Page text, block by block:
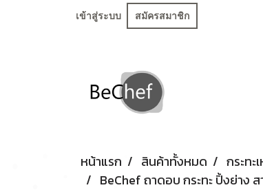
เข้าสู่ระบบ สมัครสมาชิก
หน้าแรก สินค้าทั้งหมด
กระทะ
BeChef ถาดอบ กระทะ ปิ้งย่าง